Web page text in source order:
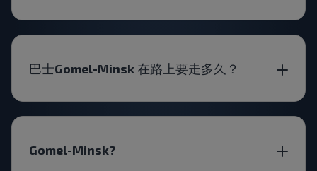
巴士Gomel-Minsk 在路上要走多久？
Gomel-Minsk?